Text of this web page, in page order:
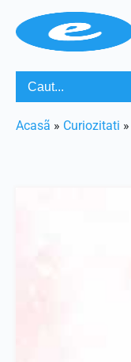
Acasã » Curiozitati »